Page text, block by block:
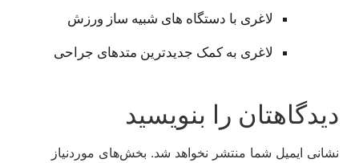
لاغری با دستگاه های شبیه ساز ورزش
لاغری به کمک جدیدترین متدهای جراحی
دیدگاهتان را بنویسید
نشانی ایمیل شما منتشر نخواهد شد. بخش‌های موردنیاز